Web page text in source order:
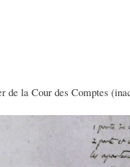
de la Cour des Comptes